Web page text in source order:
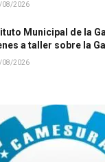
08/2026
Municipal de la
a taller sobre la
08/2026